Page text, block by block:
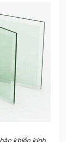
khiến kính